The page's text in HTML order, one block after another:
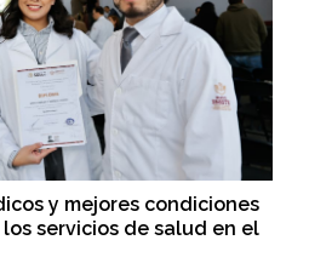
y mejores condiciones
servicios de salud en el